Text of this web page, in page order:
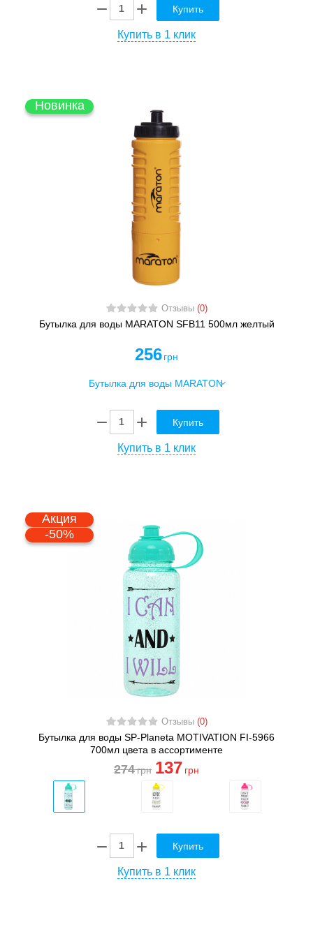
Купить
Купить в 1 клик
Новинка
Отзывы (0)
Бутылка для воды MARATON SFB11 500мл желтый
256 грн
Купить
Купить в 1 клик
Акция
-50%
Отзывы (0)
Бутылка для воды SP-Planeta MOTIVATION FI-5966
700мл цвета в ассортименте
274грн 137 грн
Купить
Купить в 1 клик